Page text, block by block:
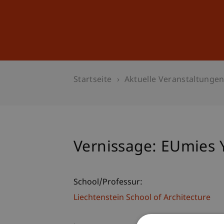
Startseite Aktuelle Veranstaltungen
Vernissage: EUmies
School/Professur:
Liechtenstein School of Architecture